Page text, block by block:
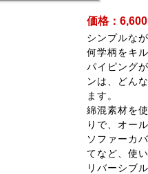
価格：
シンプルな
何学柄をキ
パイピング
ンは、どん
ます。
綿混素材を
りで、オー
ソファーカ
てなど、使
リバーシブ